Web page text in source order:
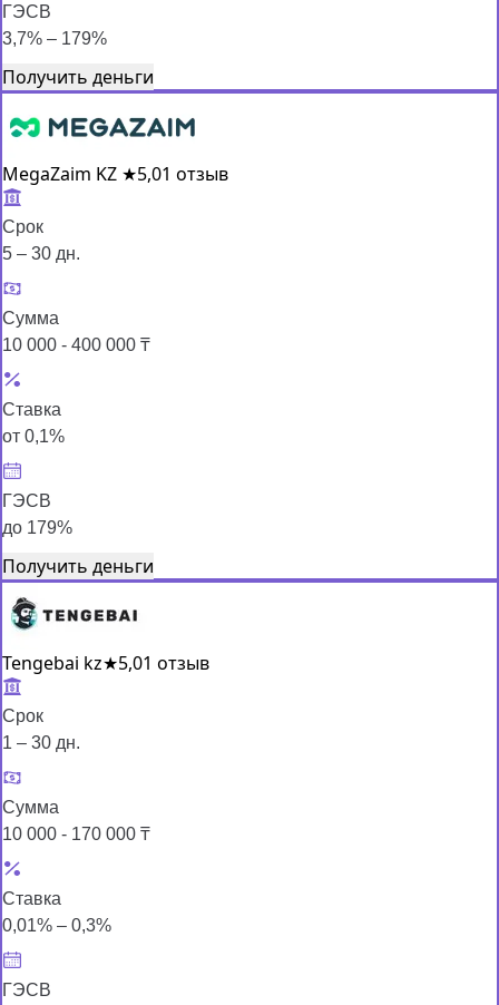
ГЭСВ
3,7% – 179%
Получить деньги
MegaZaim KZ ★5,01 отзыв
Срок
5 – 30 дн.
Сумма
10 000 - 400 000 ₸
Ставка
от 0,1%
ГЭСВ
до 179%
Получить деньги
Tengebai kz★5,01 отзыв
Срок
1 – 30 дн.
Сумма
10 000 - 170 000 ₸
Ставка
0,01% – 0,3%
ГЭСВ